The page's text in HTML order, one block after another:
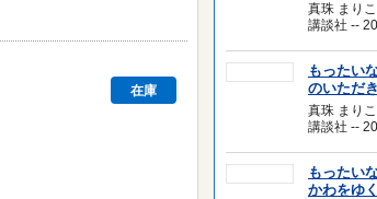
在庫
真珠 まり
講談社 --
もったい
のいただ
真珠 まり
講談社 --
もったい
かわをゆく